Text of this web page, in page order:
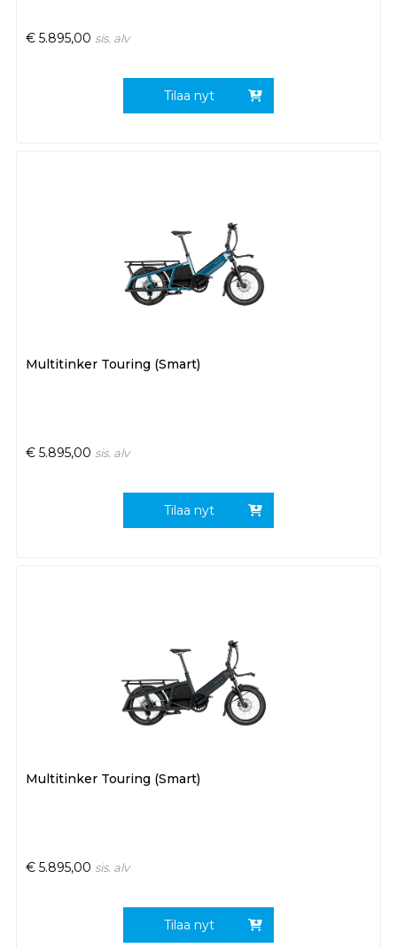
€ 5.895,00 sis. alv
Tilaa nyt
Multitinker Touring (Smart)
€ 5.895,00 sis. alv
Tilaa nyt
Multitinker Touring (Smart)
€ 5.895,00 sis. alv
Tilaa nyt